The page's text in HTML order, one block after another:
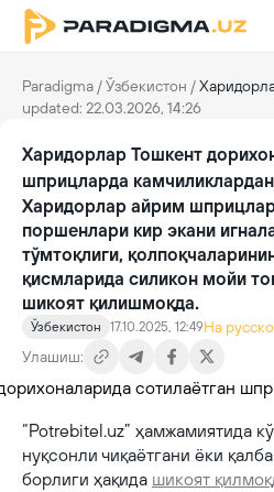
Paradigma /Ўзбекистон /Харидорлар Тошкент
updated: 22.03.2026, 14:26
Харидорлар Тошкент
шприцларда
Харидорлар айрим
поршенлари кир экани
тўмтоқлиги,
қисмларида силикон мойи
шикоят қилишмоқда.
Ўзбекистон 17.10.2025, 12:49На
Улашиш:
“Potrebitel.uz” ҳамжамиятида
нуқсонли чиқаётгани ёки
борлиги ҳақида шикоят